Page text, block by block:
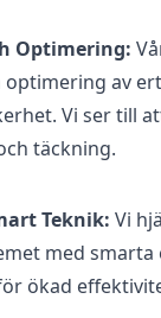
Optimering:
av
Vi ser till
täckning.
Teknik: Vi
med
ökad